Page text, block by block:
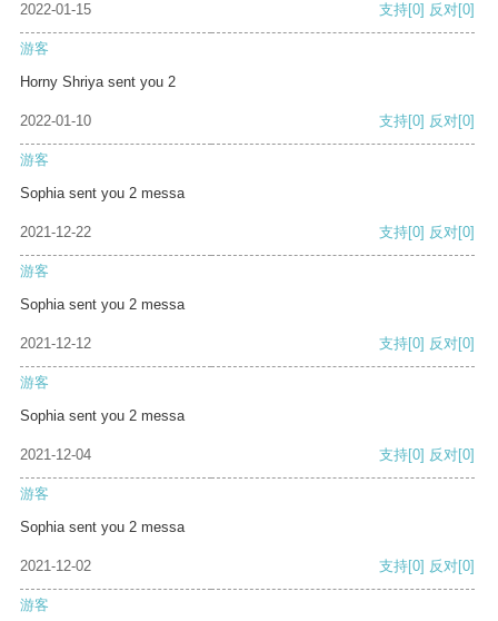
2022-01-15 支持[0] 反对[0]
游客
Horny Shriya sent you 2
2022-01-10 支持[0] 反对[0]
游客
Sophia sent you 2 messa
2021-12-22 支持[0] 反对[0]
游客
Sophia sent you 2 messa
2021-12-12 支持[0] 反对[0]
游客
Sophia sent you 2 messa
2021-12-04 支持[0] 反对[0]
游客
Sophia sent you 2 messa
2021-12-02 支持[0] 反对[0]
游客